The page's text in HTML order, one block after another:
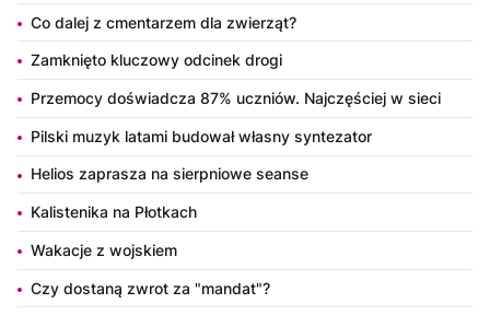
Co dalej z cmentarzem dla zwierząt?
Zamknięto kluczowy odcinek drogi
Przemocy doświadcza 87% uczniów. Najczęściej w sieci
Pilski muzyk latami budował własny syntezator
Helios zaprasza na sierpniowe seanse
Kalistenika na Płotkach
Wakacje z wojskiem
Czy dostaną zwrot za "mandat"?